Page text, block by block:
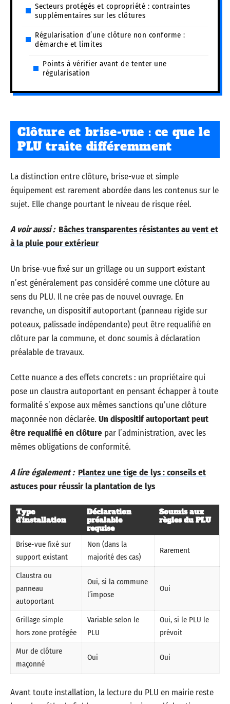
Secteurs protégés et copropriété : contraintes
supplémentaires sur les clôtures
Régularisation d’une clôture non conforme :
démarche et limites
Points à vérifier avant de tenter une
régularisation
Clôture et brise-vue : ce que le
PLU traite différemment
La distinction entre clôture, brise-vue et simple
équipement est rarement abordée dans les contenus sur le
sujet. Elle change pourtant le niveau de risque réel.
A voir aussi : Bâches transparentes résistantes au vent et
à la pluie pour extérieur
Un brise-vue fixé sur un grillage ou un support existant
n’est généralement pas considéré comme une clôture au
sens du PLU. Il ne crée pas de nouvel ouvrage. En
revanche, un dispositif autoportant (panneau rigide sur
poteaux, palissade indépendante) peut être requalifié en
clôture par la commune, et donc soumis à déclaration
préalable de travaux.
Cette nuance a des effets concrets : un propriétaire qui
pose un claustra autoportant en pensant échapper à toute
formalité s’expose aux mêmes sanctions qu’une clôture
maçonnée non déclarée. Un dispositif autoportant peut
être requalifié en clôture par l’administration, avec les
mêmes obligations de conformité.
A lire également : Plantez une tige de lys : conseils et
astuces pour réussir la plantation de lys
Type
d’installation
Déclaration
préalable
requise
Soumis aux
règles du PLU
Brise-vue fixé sur
support existant
Non (dans la
majorité des cas)
Rarement
Claustra ou
panneau
autoportant
Oui, si la commune
l’impose
Oui
Grillage simple
hors zone protégée
Variable selon le
PLU
Oui, si le PLU le
prévoit
Mur de clôture
maçonné
Oui Oui
Avant toute installation, la lecture du PLU en mairie reste